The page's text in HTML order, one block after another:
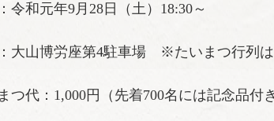
令和元年9月28日（土）18:30～
大山博労座第4駐車場 ※たいまつ行列は
つ代：1,000円（先着700名には記念品付